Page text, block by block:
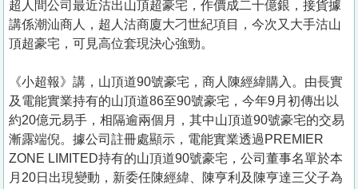
超人間公司最近沽出山頂超豪宅，作價成二十億銀，接貨據
講係潮汕商人，超人沽商廈大刁世紀項目，今次又大手沽山
頂超豪宅，可見高位套現決心強勁。
《小超報》講，山頂道90號豪宅，商人陳經緯購入。由長實
及電能實業持有的山頂道86至90號豪宅，今年9月初傳出以
約20億元易手，相隔逾兩個月，其中山頂道90號豪宅的交易
漸露端倪。據公司註冊處顯示，電能實業透過PREMIER
ZONE LIMITED持有的山頂道90號豪宅，公司董事名單於本
月20日出現變動，新委任陳經緯、陳亨利及陳亨達三父子為